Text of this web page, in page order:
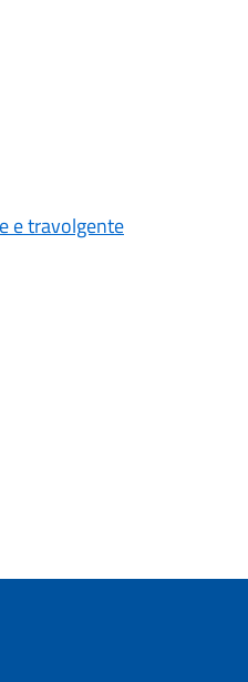
e travolgente